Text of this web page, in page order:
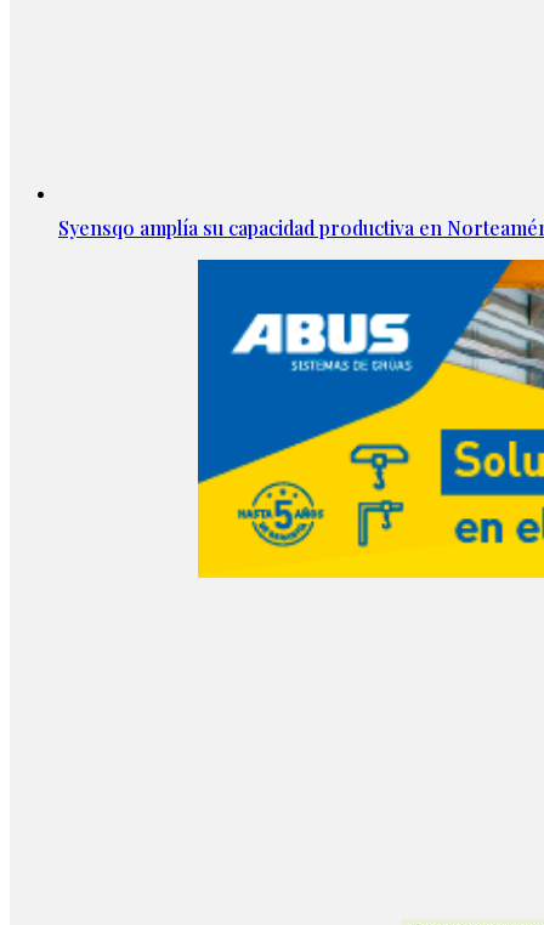
Syensqo amplía su capacidad productiva en